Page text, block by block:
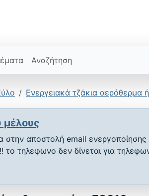
Αναζήτηση
Ενεργειακά τζάκια αερόθερμα
μέλους
στην αποστολή email
το τηλεφωνο δεν δίνεται για